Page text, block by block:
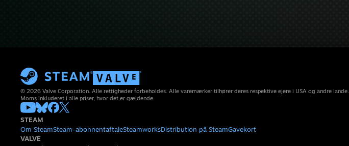
© 2026 Valve Corporation. Alle rettigheder forbeholdes. Alle varemærker tilhører deres respektive ejere i USA og andre lande.
Moms inkluderet i alle priser, hvor det er gældende.
STEAM
Om SteamSteam-abonnentaftaleSteamworksDistribution på SteamGavekort
VALVE